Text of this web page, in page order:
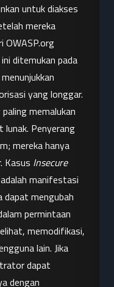
untuk diakses
mereka
OWASP.org
ditemukan pada
yang longgar.
memalukan
lunak. Penyerang
mereka hanya
Kasus Insecure
manifestasi
dapat mengubah
permintaan
memodifikasi,
lain. Jika
dapat
dengan